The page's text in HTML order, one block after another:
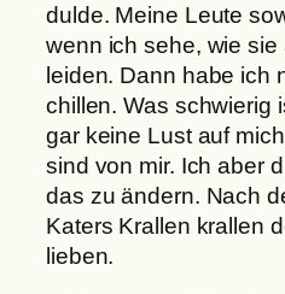
dulde. Meine Leute
wenn ich sehe, wie sie
leiden. Dann habe ich
chillen. Was schwierig
gar keine Lust auf
sind von mir. Ich aber
das zu ändern. Nach
Katers Krallen krallen
lieben.